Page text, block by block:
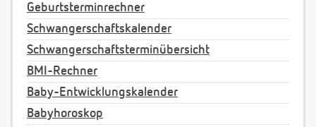
Geburtsterminrechner
Schwangerschaftskalender
Schwangerschaftsterminübersicht
BMI-Rechner
Baby-Entwicklungskalender
Babyhoroskop